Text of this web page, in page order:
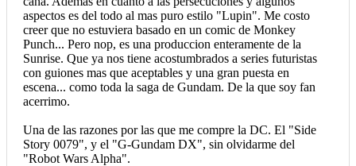
aspectos es del todo al mas puro estilo "Lupin". Me costo
creer que no estuviera basado en un comic de Monkey
Punch... Pero nop, es una produccion enteramente de la
Sunrise. Que ya nos tiene acostumbrados a series futuristas
con guiones mas que aceptables y una gran puesta en
escena... como toda la saga de Gundam. De la que soy fan
acerrimo.
Una de las razones por las que me compre la DC. El "Side
Story 0079", y el "G-Gundam DX", sin olvidarme del
"Robot Wars Alpha".